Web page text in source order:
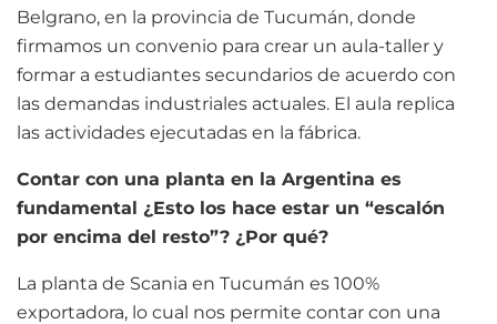
Belgrano, en la provincia de Tucumán, donde
firmamos un convenio para crear un aula-taller y
formar a estudiantes secundarios de acuerdo con
las demandas industriales actuales. El aula replica
las actividades ejecutadas en la fábrica.
Contar con una planta en la Argentina es
fundamental ¿Esto los hace estar un “escalón
por encima del resto”? ¿Por qué?
La planta de Scania en Tucumán es 100%
exportadora, lo cual nos permite contar con una